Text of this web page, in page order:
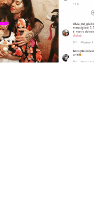
Reality e Talent
Soap Opera